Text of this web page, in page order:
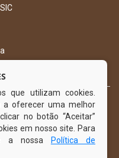
que utilizam cookies.
a oferecer uma melhor
no botão “Aceitar”
em nosso site. Para
a nossa
Política de